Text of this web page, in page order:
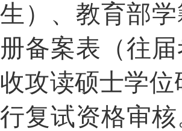
生）、教育部
册备案表（往
收攻读硕士学
行复试资格审